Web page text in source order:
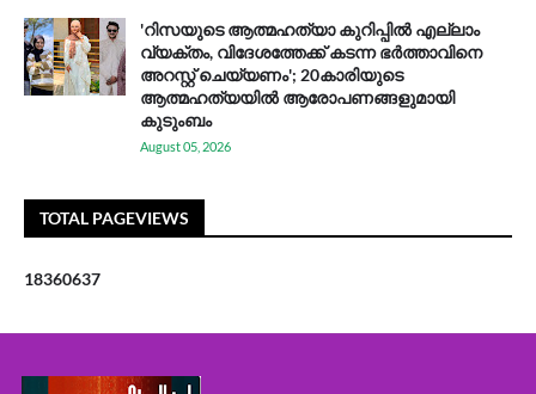
'റിസയുടെ ആത്മഹത്യാ കുറിപ്പിൽ എല്ലാം
വ്യക്തം, വിദേശത്തേക്ക് കടന്ന ഭർത്താവിനെ
അറസ്റ്റ് ചെയ്യണം'; 20കാരിയുടെ
ആത്മഹത്യയിൽ ആരോപണങ്ങളുമായി
കുടുംബം
August 05, 2026
TOTAL PAGEVIEWS
18360637